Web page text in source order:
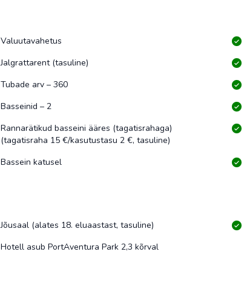
Valuutavahetus
Jalgrattarent (tasuline)
Tubade arv – 360
Basseinid – 2
Rannarätikud basseini ääres (tagatisrahaga)
(tagatisraha 15 €/kasutustasu 2 €, tasuline)
Bassein katusel
Jõusaal (alates 18. eluaastast, tasuline)
Hotell asub PortAventura Park 2,3 kõrval